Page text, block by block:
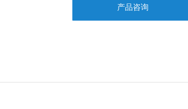
产品咨询